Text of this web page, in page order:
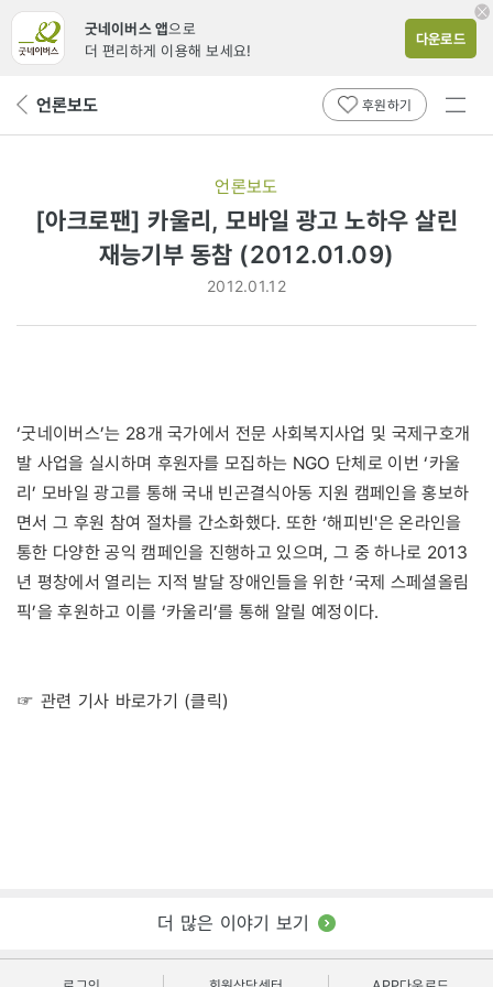
굿네이버스 앱으로
더 편리하게 이용해 보세요!
다운로드
뒤 언론보도 후원하기
전체
언론보도
[아크로팬] 카울리, 모바일 광고 노하우 살린
재능기부 동참 (2012.01.09)
2012.01.12
‘굿네이버스’는 28개 국가에서 전문 사회복지사업 및 국제구호개
발 사업을 실시하며 후원자를 모집하는 NGO 단체로 이번 ‘카울
리’ 모바일 광고를 통해 국내 빈곤결식아동 지원 캠페인을 홍보하
면서 그 후원 참여 절차를 간소화했다. 또한 ‘해피빈'은 온라인을
통한 다양한 공익 캠페인을 진행하고 있으며, 그 중 하나로 2013
년 평창에서 열리는 지적 발달 장애인들을 위한 ‘국제 스페셜올림
픽’을 후원하고 이를 ‘카울리’를 통해 알릴 예정이다.
☞ 관련 기사 바로가기 (클릭)
더 많은 이야기 보기